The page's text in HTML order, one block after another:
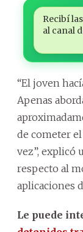
Recibí
al canal
“El joven
Apenas
de cometer
vez”, explicó
respecto al
aplicaciones
Le puede